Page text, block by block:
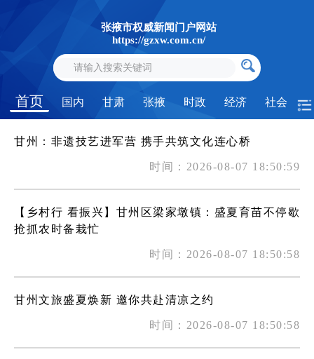
张掖市权威新闻门户网站
https://gzxw.com.cn/
首页 国内 甘肃 张掖 时政 经济 社会
甘州：非遗技艺进军营 携手共筑文化连心桥
时间：2026-08-07 18:50:59
【乡村行 看振兴】甘州区梁家墩镇：盛夏育苗不停歇
抢抓农时备栽忙
时间：2026-08-07 18:50:58
甘州文旅盛夏焕新 邀你共赴清凉之约
时间：2026-08-07 18:50:58